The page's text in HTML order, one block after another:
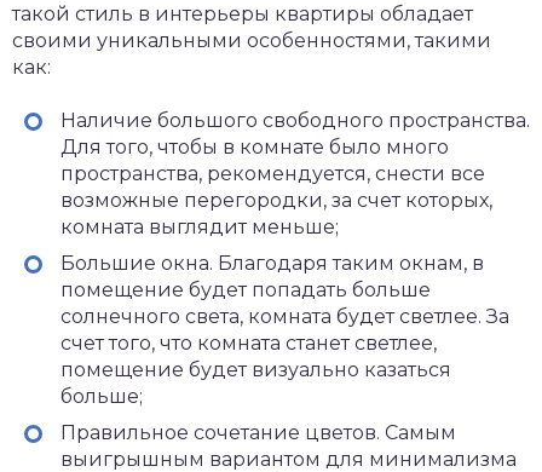
такой стиль в интерьеры квартиры обладает
своими уникальными особенностями, такими
как:
Наличие большого свободного пространства.
Для того, чтобы в комнате было много
пространства, рекомендуется, снести все
возможные перегородки, за счет которых,
комната выглядит меньше;
Большие окна. Благодаря таким окнам, в
помещение будет попадать больше
солнечного света, комната будет светлее. За
счет того, что комната станет светлее,
помещение будет визуально казаться
больше;
Правильное сочетание цветов. Самым
выигрышным вариантом для минимализма